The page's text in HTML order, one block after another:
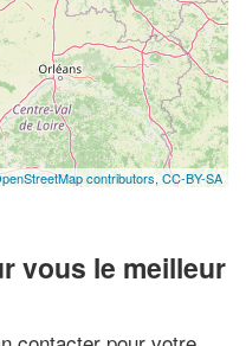
contributors, CC-BY-SA
vous le meilleur